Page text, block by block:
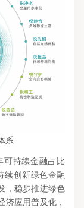
系
可持续金融占比
续创新绿色金融
，稳步推进绿色
济应用普及化，